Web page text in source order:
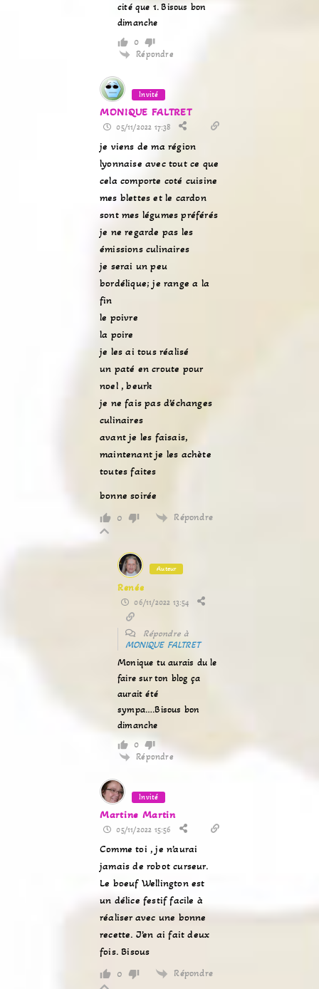
cité que 1. Bisous bon
dimanche
0
Répondre
Invité
MONIQUE FALTRET
05/11/2022 17:38
je viens de ma région
lyonnaise avec tout ce que
cela comporte coté cuisine
mes blettes et le cardon
sont mes légumes préférés
je ne regarde pas les
émissions culinaires
je serai un peu
bordélique; je range a la
fin
le poivre
la poire
je les ai tous réalisé
un paté en croute pour
noel , beurk
je ne fais pas d’échanges
culinaires
avant je les faisais,
maintenant je les achète
toutes faites
bonne soirée
0 Répondre
Auteur
Renée
06/11/2022 13:54
Répondre à
MONIQUE FALTRET
Monique tu aurais du le
faire sur ton blog ça
aurait été
sympa….Bisous bon
dimanche
0
Répondre
Invité
Martine Martin
05/11/2022 15:56
Comme toi , je n’aurai
jamais de robot curseur.
Le boeuf Wellington est
un délice festif facile à
réaliser avec une bonne
recette. J’en ai fait deux
fois. Bisous
0 Répondre